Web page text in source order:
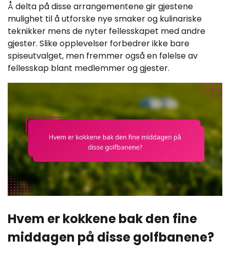
Å delta på disse arrangementene gir gjestene
mulighet til å utforske nye smaker og kulinariske
teknikker mens de nyter fellesskapet med andre
gjester. Slike opplevelser forbedrer ikke bare
spiseutvalget, men fremmer også en følelse av
fellesskap blant medlemmer og gjester.
Hvem er kokkene bak den fine
middagen på disse golfbanene?